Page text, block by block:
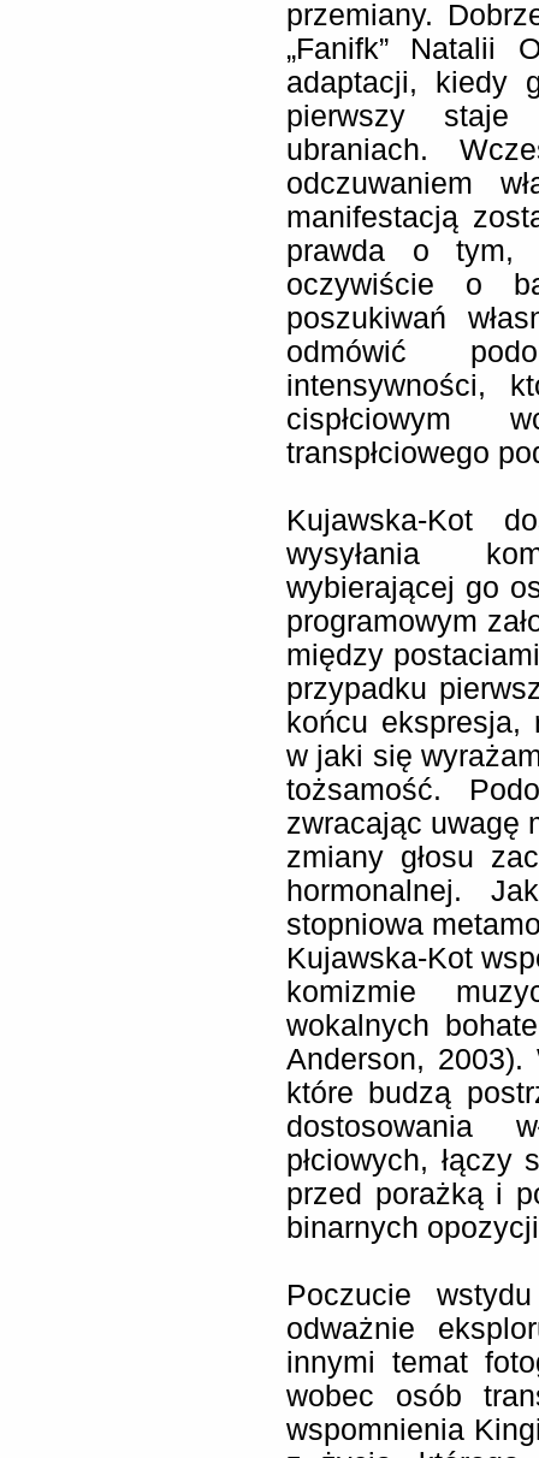
przemiany.
„Fanifk” Natalii
adaptacji, kiedy
pierwszy
ubraniach.
odczuwaniem
manifestacją
prawda o tym,
oczywiście o
poszukiwań
odmówić
intensywności,
transpłciowego
Kujawska-Kot
wysyłania
wybierającej go
programowym
między
przypadku
końcu ekspresja,
w jaki się
tożsamość.
zwracając uwagę
zmiany głosu
hormonalnej.
stopniowa
Kujawska-Kot
komizmie
wokalnych
Anderson,
które budzą
dostosowania
płciowych, łączy
przed porażką i
binarnych
Poczucie
odważnie
innymi temat
wobec osób
wspomnienia